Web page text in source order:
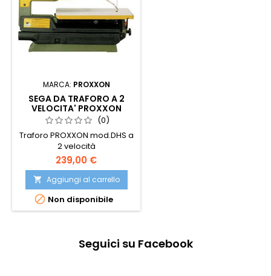
MARCA: PROXXON
SEGA DA TRAFORO A 2
VELOCITA' PROXXON
(0)
Traforo PROXXON mod.DHS a
2 velocità
239,00 €
 Aggiungi al carrello
 Non disponibile
Seguici su Facebook